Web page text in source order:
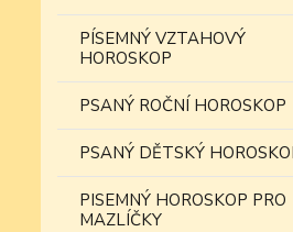
PÍSEMNÝ VZTAHOVÝ
HOROSKOP
PSANÝ ROČNÍ HOROSKOP
PSANÝ DĚTSKÝ
PISEMNÝ HOROSKOP PRO
MAZLÍČKY